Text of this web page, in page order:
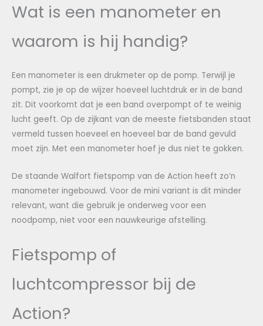
Wat is een manometer en
waarom is hij handig?
Een manometer is een drukmeter op de pomp. Terwijl je
pompt, zie je op de wijzer hoeveel luchtdruk er in de band
zit. Dit voorkomt dat je een band overpompt of te weinig
lucht geeft. Op de zijkant van de meeste fietsbanden staat
vermeld tussen hoeveel en hoeveel bar de band gevuld
moet zijn. Met een manometer hoef je dus niet te gokken.
De staande Walfort fietspomp van de Action heeft zo’n
manometer ingebouwd. Voor de mini variant is dit minder
relevant, want die gebruik je onderweg voor een
noodpomp, niet voor een nauwkeurige afstelling.
Fietspomp of
luchtcompressor bij de
Action?